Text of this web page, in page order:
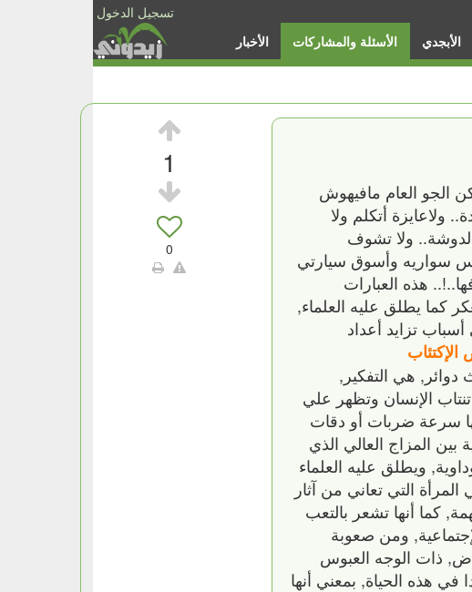
تسجيل الدخول
الأخبار الأسئلة والمشاركات الأبجدي
1
0
العام مافيهوش
أتكلم ولا
ولا تشوف
سواريه وأسوق سيارتي
هذه العبارات
كما يطلق عليه العلماء‏,‏
تزايد أعداد
هي التفكير‏,‏
الإنسان وتظهر علي
سرعة ضربات أو دقات
المزاج العالي الذي
ويطلق عليه العلماء
التي تعاني من آثار
كما أنها تشعر بالتعب
ومن صعوبة
ذات الوجه العبوس
في هذه الحياة‏,‏ بمعني أنها